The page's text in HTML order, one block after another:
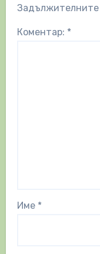
Задължителните
Коментар: *
Име *